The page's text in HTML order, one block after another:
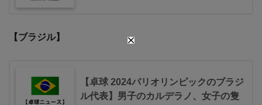
【ブラジル】
【卓球 2024パリオリンピックのブラジ
ル代表】男子のカルデラノ、女子の隻